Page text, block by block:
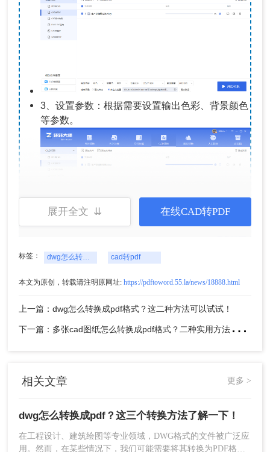
3、设置参数：根据需要设置输出色彩、背景颜色
等参数。
4、开始转换：点击“开始转换”按钮，软件将自
5、保存文件：在指定的保存位置找到生成的
注意：在进行转换前，可以预览转换效果，确保输
方法二：使用在线CAD转换工具
上传DWG文件即可进行转换。这些工具通常支持多
种文件格式转换，并提供了简单的转换参数设置。
展开全文 ⇊ 在线CAD转PDF
标签： dwg怎么转换成pdf cad转pdf
本文为原创，转载请注明原网址: https://pdftoword.55.la/news/18888.html
上一篇：dwg怎么转换成pdf格式？这二种方法可以试试！
下
一篇：多张cad图纸怎么转换成pdf格式？二种实用方法详解！
相关文章 更多 >
dwg怎么转换成pdf？这三个转换方法了解一下！
在工程设计、建筑绘图等专业领域，DWG格式的文件被广泛应
用。然而，在某些情况下，我们可能需要将其转换为PDF格